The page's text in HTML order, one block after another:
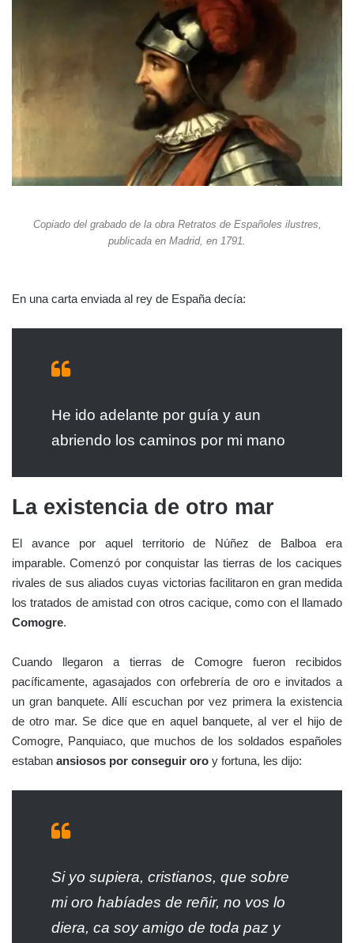
Copiado del grabado de la obra Retratos de Españoles ilustres,
publicada en Madrid, en 1791.
En una carta enviada al rey de España decía:
He ido adelante por guía y aun
abriendo los caminos por mi mano
La existencia de otro mar
El avance por aquel territorio de Núñez de Balboa era
imparable. Comenzó por conquistar las tierras de los caciques
rivales de sus aliados cuyas victorias facilitaron en gran medida
los tratados de amistad con otros cacique, como con el llamado
Comogre.
Cuando llegaron a tierras de Comogre fueron recibidos
pacíficamente, agasajados con orfebrería de oro e invitados a
un gran banquete. Allí escuchan por vez primera la existencia
de otro mar. Se dice que en aquel banquete, al ver el hijo de
Comogre, Panquiaco, que muchos de los soldados españoles
estaban ansiosos por conseguir oro y fortuna, les dijo:
Si yo supiera, cristianos, que sobre
mi oro habíades de reñir, no vos lo
diera, ca soy amigo de toda paz y